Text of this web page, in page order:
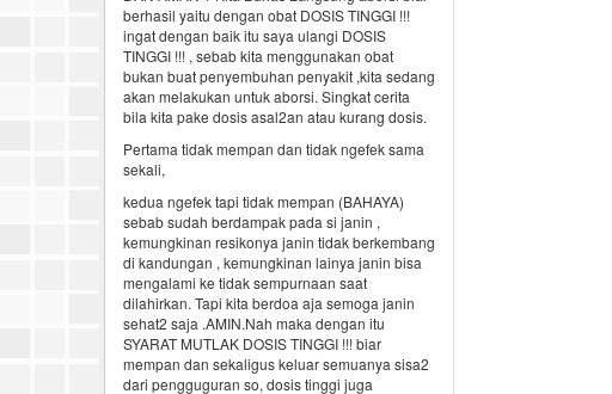
berhasil yaitu dengan obat DOSIS TINGGI !!!
ingat dengan baik itu saya ulangi DOSIS
TINGGI !!! , sebab kita menggunakan obat
bukan buat penyembuhan penyakit ,kita sedang
akan melakukan untuk aborsi. Singkat cerita
bila kita pake dosis asal2an atau kurang dosis.
Pertama tidak mempan dan tidak ngefek sama
sekali,
kedua ngefek tapi tidak mempan (BAHAYA)
sebab sudah berdampak pada si janin ,
kemungkinan resikonya janin tidak berkembang
di kandungan , kemungkinan lainya janin bisa
mengalami ke tidak sempurnaan saat
dilahirkan. Tapi kita berdoa aja semoga janin
sehat2 saja .AMIN.Nah maka dengan itu
SYARAT MUTLAK DOSIS TINGGI !!! biar
mempan dan sekaligus keluar semuanya sisa2
dari pengguguran so, dosis tinggi juga